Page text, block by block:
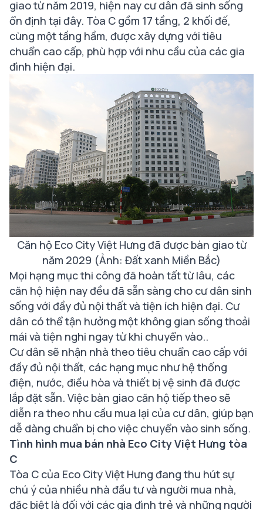
giao từ năm 2019, hiện nay cư dân đã sinh sống
ổn định tại đây. Tòa C gồm 17 tầng, 2 khối đế,
cùng một tầng hầm, được xây dựng với tiêu
chuẩn cao cấp, phù hợp với nhu cầu của các gia
đình hiện đại.
Căn hộ Eco City Việt Hưng đã được bàn giao từ
năm 2029 (Ảnh: Đất xanh Miền Bắc)
Mọi hạng mục thi công đã hoàn tất từ lâu, các
căn hộ hiện nay đều đã sẵn sàng cho cư dân sinh
sống với đầy đủ nội thất và tiện ích hiện đại. Cư
dân có thể tận hưởng một không gian sống thoải
mái và tiện nghi ngay từ khi chuyển vào..
Cư dân sẽ nhận nhà theo tiêu chuẩn cao cấp với
đầy đủ nội thất, các hạng mục như hệ thống
điện, nước, điều hòa và thiết bị vệ sinh đã được
lắp đặt sẵn. Việc bàn giao căn hộ tiếp theo sẽ
diễn ra theo nhu cầu mua lại của cư dân, giúp bạn
dễ dàng chuẩn bị cho việc chuyển vào sinh sống.
Tình hình mua bán nhà Eco City Việt Hưng tòa
C
Tòa C của Eco City Việt Hưng đang thu hút sự
chú ý của nhiều nhà đầu tư và người mua nhà,
đặc biệt là đối với các gia đình trẻ và những người